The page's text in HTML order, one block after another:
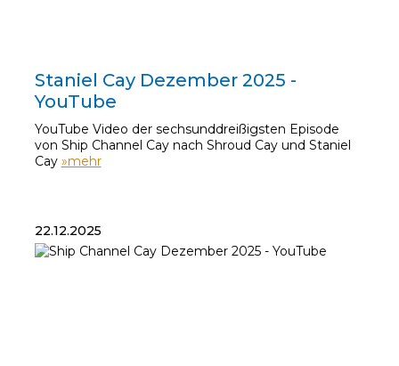
Staniel Cay Dezember 2025 -
YouTube
YouTube Video der sechsunddreißigsten Episode
von Ship Channel Cay nach Shroud Cay und Staniel
Cay »mehr
22.12.2025